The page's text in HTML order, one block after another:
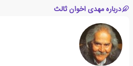
درباره مهدی اخوان ثالث